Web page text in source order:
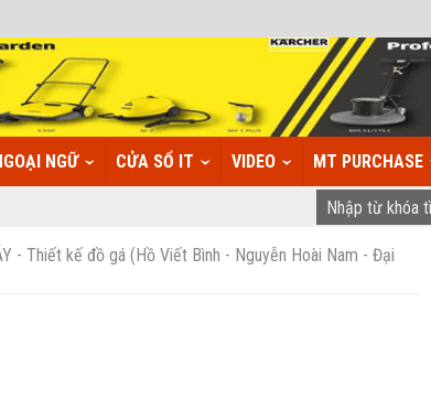
NGỮ CỬA SỔ IT VIDEO MT PURCHASE
- Thiết kế đồ gá (Hồ Viết Bình - Nguyễn Hoài Nam - Đại